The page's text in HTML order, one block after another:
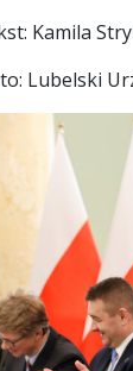
Kamila
Lubelski